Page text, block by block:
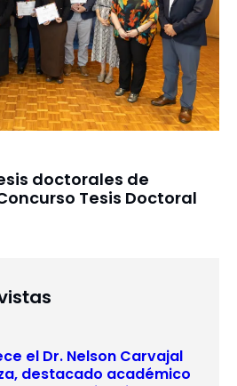
doctorales de
Tesis Doctoral
el Dr. Nelson Carvajal
destacado académico